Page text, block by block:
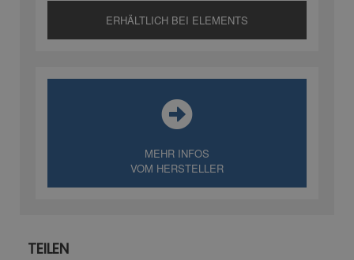
ERHÄLTLICH BEI ELEMENTS
MEHR INFOS
VOM HERSTELLER
TEILEN